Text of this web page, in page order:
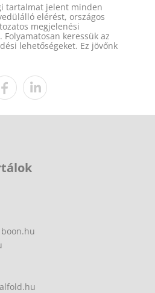
tartalmat jelent minden
elérést, országos
megjelenési
keressük az
lehetőségeket. Ez jövőnk